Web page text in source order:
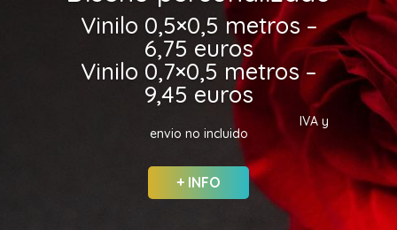
Vinilo 0,5×0,5 metros –
6,75 euros
Vinilo 0,7×0,5 metros –
9,45 euros
IVA y
envio no incluido
+ INFO